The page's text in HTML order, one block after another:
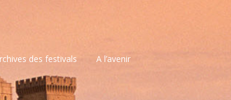
des festivals A l’avenir